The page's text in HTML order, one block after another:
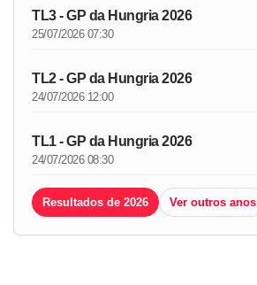
TL3 - GP da Hungria 2026
25/07/2026 07:30
TL2 - GP da Hungria 2026
24/07/2026 12:00
TL1 - GP da Hungria 2026
24/07/2026 08:30
Resultados de 2026 Ver outros anos